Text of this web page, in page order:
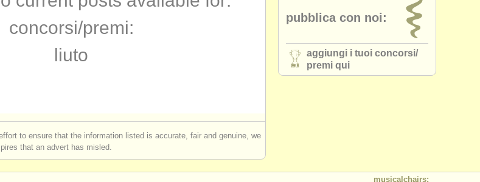
storici
concorsi/premi:
liuto
to ensure that the information listed is accurate, fair and genuine, we
that an advert has misled.
pubblica con noi:
aggiungi i tuoi concorsi/
premi qui
musicalchairs: